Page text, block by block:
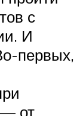
с
И
первых,
— от